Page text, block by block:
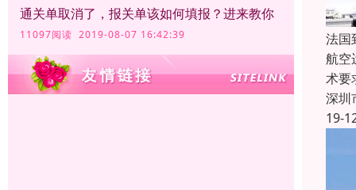
通关单取消了，报关单该如何填报？进来教你
11097阅读 2019-08-07 16:42:39
法国
航空
术要
深圳
19-